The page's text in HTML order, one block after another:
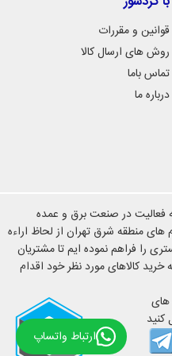
مدل آسا پلکسی مشکی
از جنس بدنه پلی کربنات و قاب
برابر نفوذ آب و گرد و غبار،
در عملکرد (کلید یک پل، دو پل،
و...) و قیمت مناسب از دیگر ویژگی
قوانین و مقررات
روش های ارسال کالا
تماس باما
درباره ما
بیش از 35 سال سابقه فعالیت در صنعت برق و عمده
منطقه شرق تهران از لحاظ اراءه
را فراهم نموده ایم تا مشتریان
کالاهای مورد نظر خود اقدام
های
کنید
ارتباط واتساپ